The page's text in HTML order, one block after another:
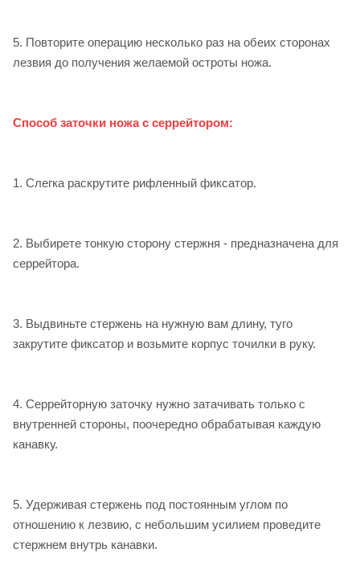
5. Повторите операцию несколько раз на обеих сторонах
лезвия до получения желаемой остроты ножа.
Способ заточки ножа с серрейтором:
1. Слегка раскрутите рифленный фиксатор.
2. Выбирете тонкую сторону стержня - предназначена для
серрейтора.
3. Выдвиньте стержень на нужную вам длину, туго
закрутите фиксатор и возьмите корпус точилки в руку.
4. Серрейторную заточку нужно затачивать только с
внутренней стороны, поочередно обрабатывая каждую
канавку.
5. Удерживая стержень под постоянным углом по
отношению к лезвию, с небольшим усилием проведите
стержнем внутрь канавки.